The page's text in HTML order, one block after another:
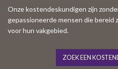
Onze kostendeskundigen zijn
gepassioneerde mensen die bereid
voor hun vakgebied.
ZOEK EEN